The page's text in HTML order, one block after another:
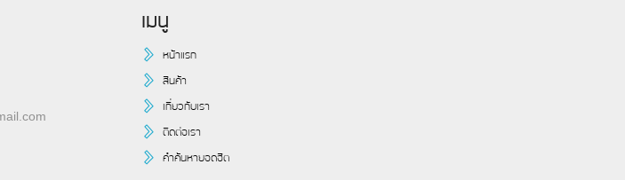
เมนู
หน้าแรก
สินค้า
เกี่ยวกับเรา
ติดต่อเรา
คำค้นหายอดฮิต